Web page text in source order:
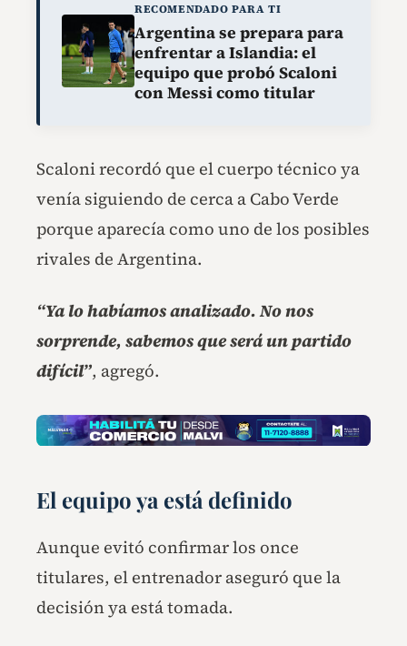
RECOMENDADO PARA TI
Argentina se prepara para
enfrentar a Islandia: el
equipo que probó Scaloni
con Messi como titular
Scaloni recordó que el cuerpo técnico ya
venía siguiendo de cerca a Cabo Verde
porque aparecía como uno de los posibles
rivales de Argentina.
“Ya lo habíamos analizado. No nos
sorprende, sabemos que será un partido
difícil”, agregó.
El equipo ya está definido
Aunque evitó confirmar los once
titulares, el entrenador aseguró que la
decisión ya está tomada.